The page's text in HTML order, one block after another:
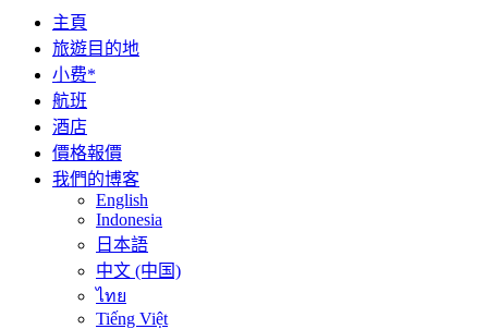
主頁
旅遊目的地
小费*
航班
酒店
價格報價
我們的博客
English
Indonesia
日本語
中文 (中国)
ไทย
Tiếng Việt